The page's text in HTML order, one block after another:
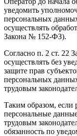
уведомить
персональных
осуществлять
Закона № 152-ФЗ).
Согласно п. 2 ст. 22
осуществлять без
защите прав
персональных
трудовым
Таким образом, если
персональные
трудовым
обязанность по